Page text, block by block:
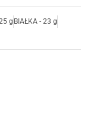
g BIAŁKA - 23 g